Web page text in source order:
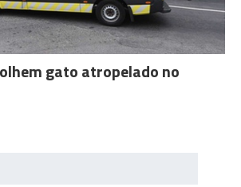
gato atropelado no